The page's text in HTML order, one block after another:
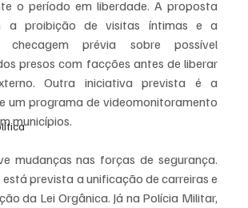
o período em liberdade. A proposta
a proibição de visitas íntimas e a
checagem prévia sobre possível
presos com facções antes de liberar
Outra iniciativa prevista é a
um programa de videomonitoramento
municípios.
mudanças nas forças de segurança.
está prevista a unificação de carreiras e
da Lei Orgânica. Já na Polícia Militar,